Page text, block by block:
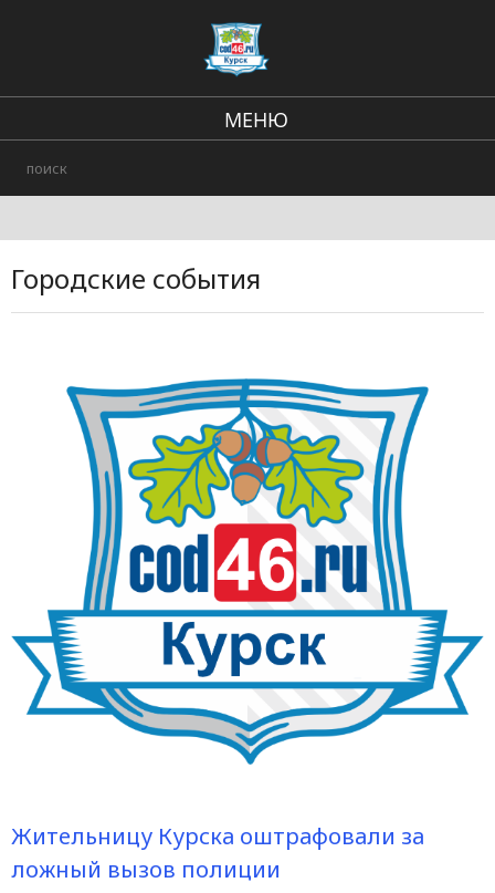
МЕНЮ
Городские события
Городские события
Жительницу Курска оштрафовали за
ложный вызов полиции